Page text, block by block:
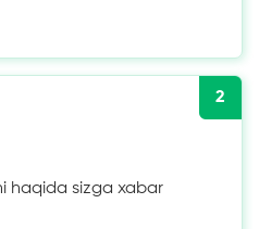
2
haqida sizga xabar